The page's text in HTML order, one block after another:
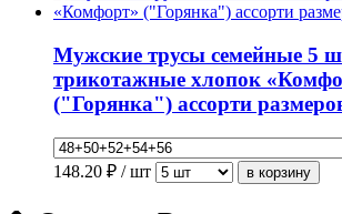
Мужские трусы семейные 5
трикотажные хлопок
("Горянка") ассорти
148.20 ₽ / шт